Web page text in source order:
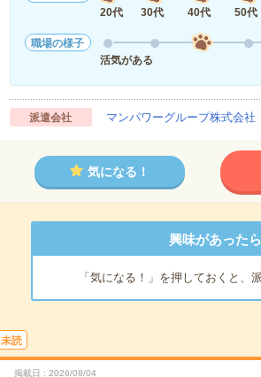
20代
30代 40代 50代
職場の様子
活気がある
派遣会社 マンパワーグループ株式会
気になる！
興味があった
「気になる！」を押しておくと、
未読
掲載日 2026/08/04